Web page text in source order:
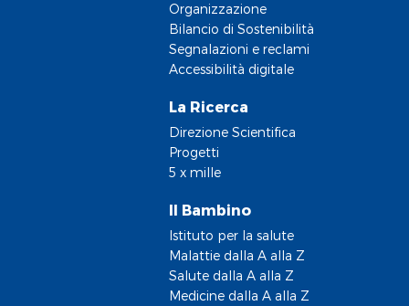
Organizzazione
Bilancio di Sostenibilità
Segnalazioni e reclami
Accessibilità digitale
La Ricerca
Direzione Scientifica
Progetti
5 x mille
Il Bambino
Istituto per la salute
Malattie dalla A alla Z
Salute dalla A alla Z
Medicine dalla A alla Z